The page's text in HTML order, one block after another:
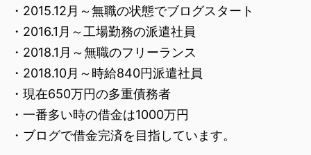
・2015.12月～無職の状態でブログスタート
・2016.1月～工場勤務の派遣社員
・2018.1月～無職のフリーランス
・2018.10月～時給840円派遣社員
・現在650万円の多重債務者
・一番多い時の借金は1000万円
・ブログで借金完済を目指しています。